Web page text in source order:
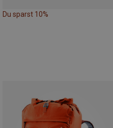
Du sparst 10%